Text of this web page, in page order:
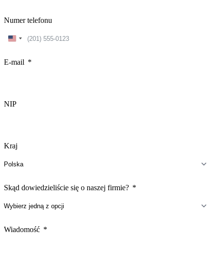
Numer telefonu
United
E-mail
NIP
Kraj
Skąd dowiedzieliście się o naszej firmie?
Wiadomość